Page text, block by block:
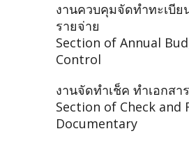
งานควบคุมจัดทำทะเบี
รายจ่าย
Section of Annual
Control
งานจัดทำเช็ค ทำเอกสา
Section of Check and
Documentary